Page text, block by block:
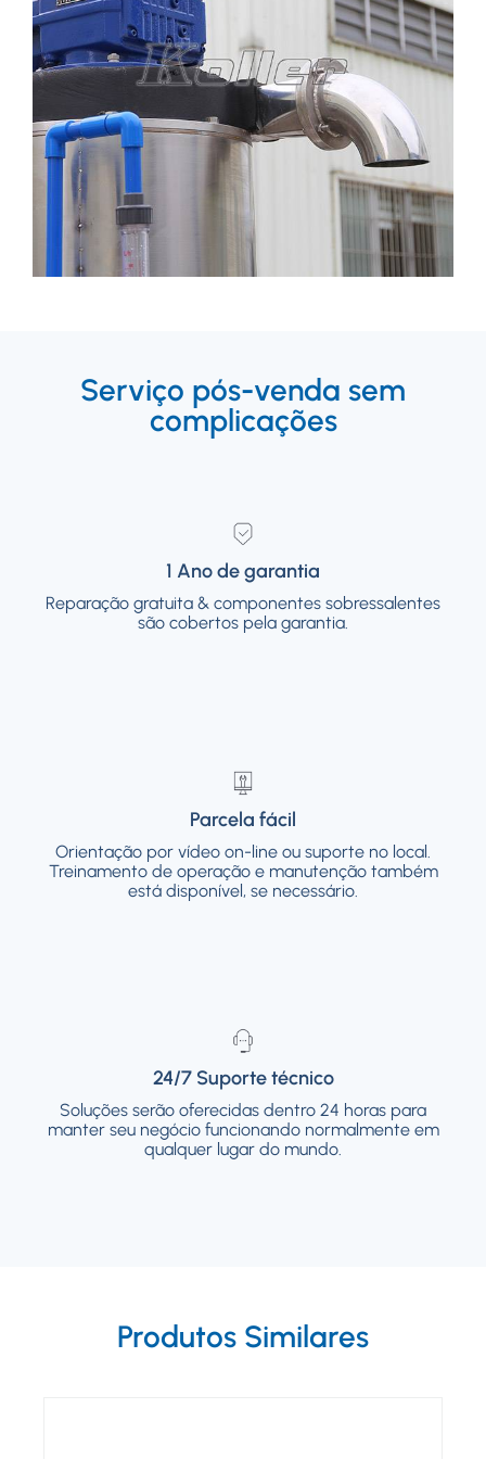
Serviço pós-venda sem
complicações
1 Ano de garantia
Reparação gratuita & componentes sobressalentes
são cobertos pela garantia.
1 Ano de garantia
Reparação gratuita & componentes
sobressalentes são cobertos pela garantia.
Parcela fácil
Orientação por vídeo on-line ou suporte no local.
Treinamento de operação e manutenção também
está disponível, se necessário.
Parcela fácil
Orientação por vídeo on-line ou suporte no
local. Treinamento de operação e
manutenção também está disponível, se
necessário.
24/7 Suporte técnico
Soluções serão oferecidas dentro 24 horas para
manter seu negócio funcionando normalmente em
qualquer lugar do mundo.
24/7 Suporte técnico
Soluções serão oferecidas dentro 24 horas
para manter seu negócio funcionando
normalmente em qualquer lugar do mundo.
Produtos Similares